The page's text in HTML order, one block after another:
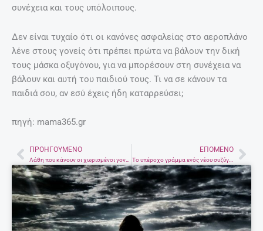
συνέχεια και τους υπόλοιπους.
Δεν είναι τυχαίο ότι οι κανόνες ασφαλείας στο αεροπλάνο
λένε στους γονείς ότι πρέπει πρώτα να βάλουν την δική
τους μάσκα οξυγόνου, για να μπορέσουν στη συνέχεια να
βάλουν και αυτή του παιδιού τους. Τι να σε κάνουν τα
παιδιά σου, αν εσύ έχεις ήδη καταρρεύσει;
πηγή: mama365.gr
Prev
ΠΡΟΗΓΟΎΜΕΝΟ ΕΠΌΜΕΝΟ
Το υπέροχο γράμμα ενός νέου συζύγου για τη γυναίκα του